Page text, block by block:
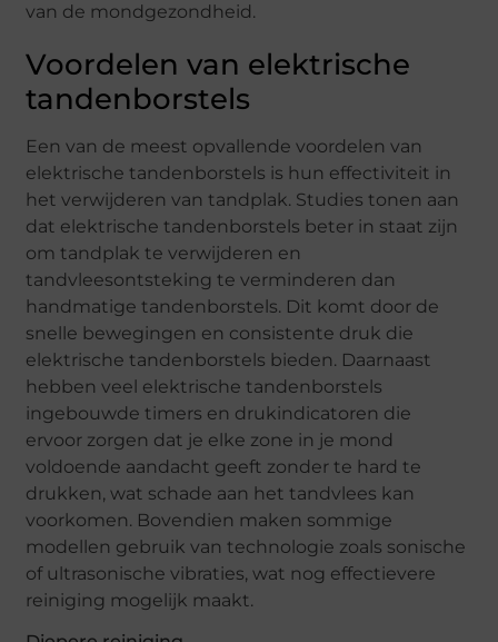
van de mondgezondheid.
Voordelen van elektrische
tandenborstels
Een van de meest opvallende voordelen van
elektrische tandenborstels is hun effectiviteit in
het verwijderen van tandplak. Studies tonen aan
dat elektrische tandenborstels beter in staat zijn
om tandplak te verwijderen en
tandvleesontsteking te verminderen dan
handmatige tandenborstels. Dit komt door de
snelle bewegingen en consistente druk die
elektrische tandenborstels bieden. Daarnaast
hebben veel elektrische tandenborstels
ingebouwde timers en drukindicatoren die
ervoor zorgen dat je elke zone in je mond
voldoende aandacht geeft zonder te hard te
drukken, wat schade aan het tandvlees kan
voorkomen. Bovendien maken sommige
modellen gebruik van technologie zoals sonische
of ultrasonische vibraties, wat nog effectievere
reiniging mogelijk maakt.